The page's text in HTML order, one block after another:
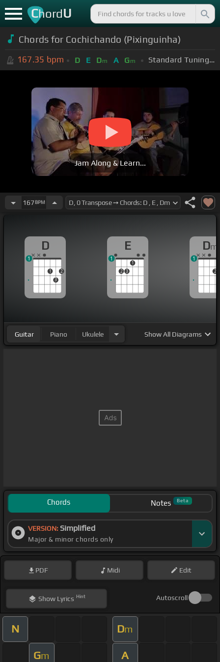
ChordU
Chords for Cochichando (Pixinguinha)
167.35 bpm D E Dm A Gm Standard Tuning (EADGBE)
Jam Along & Learn...
167BPM
D
1
3
2
1
E
2 3
1
1
Dm
2
1
Guitar Piano Ukulele ShowAll Diagrams
Chords Notes Beta
VERSION: Simplified
Major & minor chords only
PDF Midi Edit
ShowLyrics Hint Autoscroll
N Dm
Gm A